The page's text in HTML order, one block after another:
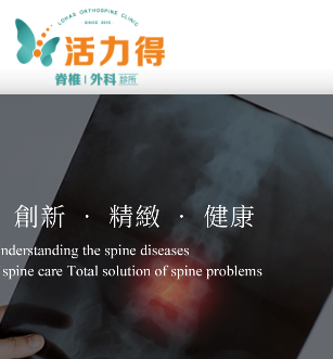
代診公告】_最新
消息 | 活力得脊
所